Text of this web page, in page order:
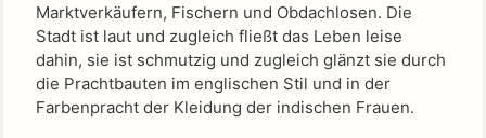
Marktverkäufern, Fischern und Obdachlosen. Die
Stadt ist laut und zugleich fließt das Leben leise
dahin, sie ist schmutzig und zugleich glänzt sie durch
die Prachtbauten im englischen Stil und in der
Farbenpracht der Kleidung der indischen Frauen.